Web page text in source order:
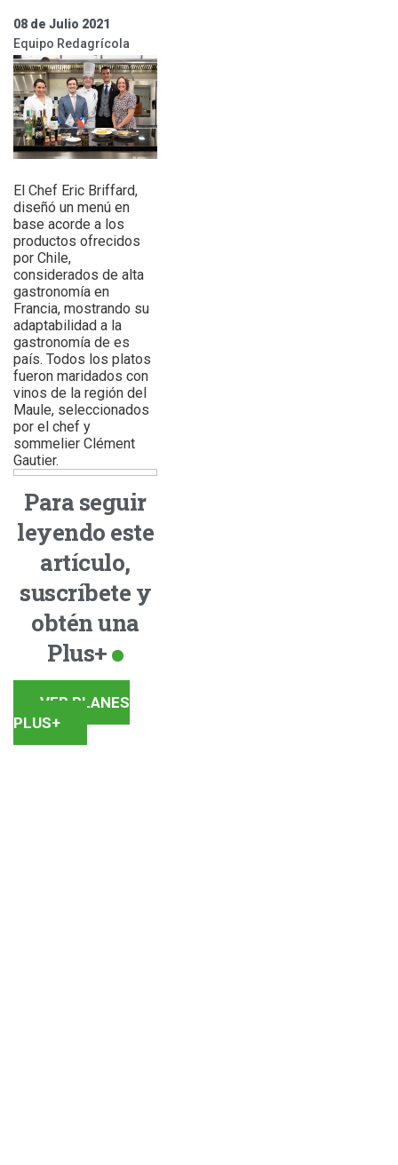
08 de Julio 2021
Equipo Redagrícola
El Chef Eric Briffard,
diseñó un menú en
base acorde a los
productos ofrecidos
por Chile,
considerados de alta
gastronomía en
Francia, mostrando su
adaptabilidad a la
gastronomía de es
país. Todos los platos
fueron maridados con
vinos de la región del
Maule, seleccionados
por el chef y
sommelier Clément
Gautier.
Para seguir
leyendo este
artículo,
suscríbete y
obtén una
Plus+
VER PLANES
PLUS+